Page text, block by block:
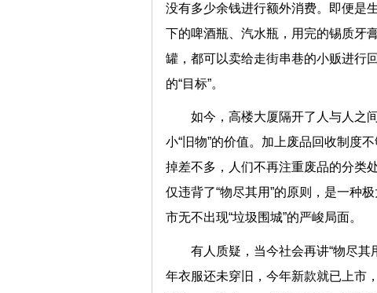
没有多少余钱进行额外消费。即便是
下的啤酒瓶、汽水瓶，用完的锡质牙
罐，都可以卖给走街串巷的小贩进行
的“目标”。
如今，高楼大厦隔开了人与人之
小“旧物”的价值。加上废品回收制度
掉差不多，人们不再注重废品的分类
仅违背了“物尽其用”的原则，是一种
市无不出现“垃圾围城”的严峻局面
有人质疑，当今社会再讲“物尽
年衣服还未穿旧，今年新款就已上市